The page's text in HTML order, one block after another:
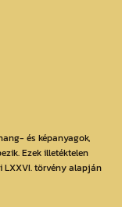
és képanyagok,
Ezek illetéktelen
LXXVI. törvény alapján